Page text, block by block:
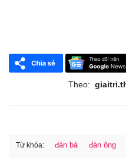
Theo:
Từ khóa: đàn bà đàn ông